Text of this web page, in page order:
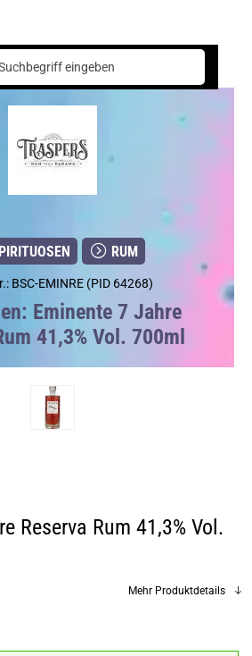
Eminente 7 Jahre Reserva Rum 41,3% Vol. 700ml
RUM
BSC-EMINRE (PID 64268)
Eminente 7 Jahre
41,3% Vol. 700ml
Reserva Rum 41,3% Vol.
Mehr Produktdetails